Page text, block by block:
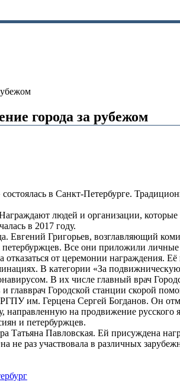
города за рубежом
в Санкт-Петербурге.
людей и организации,
в 2017 году.
Евгений Григорьев, возглавляющий
Все они приложили
отказаться от церемонии награждения.
В категории «За
В их числе главный врач
Городской станции скорой
им. Герцена Сергей Богданов. Он
направленную на продвижение
и петербуржцев.
Татьяна Павловская. Ей присуждена
не раз участвовала в различных